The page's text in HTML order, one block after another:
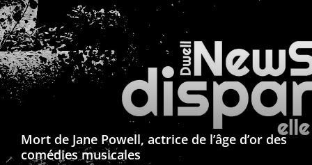
Les films par
genre
Séries
Les Dossiers
Mort de Jane Powell, actrice de l’âge d’or des
comédies musicales